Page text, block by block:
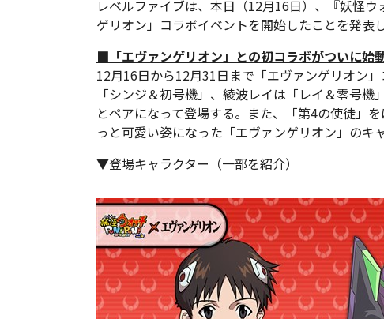
レベルファイブは、本日（12月16日）、『妖怪
ゲリオン」コラボイベントを開始したことを発表し
■「エヴァンゲリオン」との初コラボがついに始
12月16日から12月31日まで「エヴァンゲリオン
「シンジ＆初号機」、綾波レイは「レイ＆零号
とペアになって登場する。また、「第4の使徒」
っと可愛い姿になった「エヴァンゲリオン」のキ
▼登場キャラクター（一部を紹介）